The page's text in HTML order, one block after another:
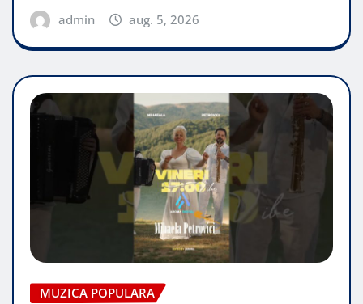
admin aug. 5, 2026
MUZICA POPULARA